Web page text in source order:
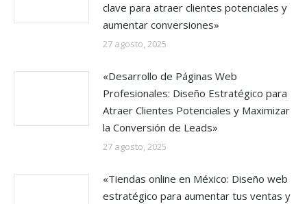
clave para atraer clientes potenciales y
aumentar conversiones»
27 agosto, 2025
«Desarrollo de Páginas Web
Profesionales: Diseño Estratégico para
Atraer Clientes Potenciales y Maximizar
la Conversión de Leads»
27 agosto, 2025
«Tiendas online en México: Diseño web
estratégico para aumentar tus ventas y